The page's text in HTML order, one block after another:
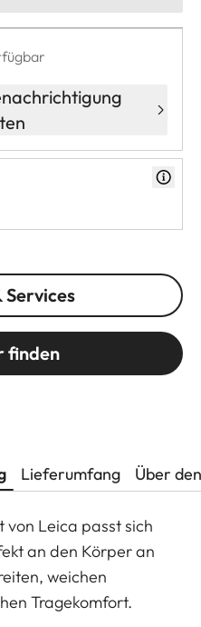
Services
finden
Lieferumfang Über
Leica passt sich
an den Körper an
weichen
Tragekomfort.